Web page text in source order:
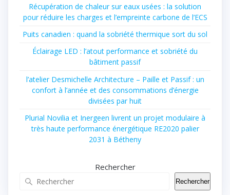
Récupération de chaleur sur eaux usées : la solution
pour réduire les charges et l’empreinte carbone de l’ECS
Puits canadien : quand la sobriété thermique sort du sol
Éclairage LED : l’atout performance et sobriété du
bâtiment passif
l’atelier Desmichelle Architecture – Paille et Passif : un
confort à l’année et des consommations d’énergie
divisées par huit
Plurial Novilia et Inergeen livrent un projet modulaire à
très haute performance énergétique RE2020 palier
2031 à Bétheny
Rechercher
Rechercher